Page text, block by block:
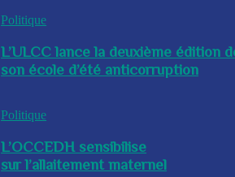
Politique
L’ULCC lance la deuxième édition
son école d’été anticorruption
Politique
L’OCCEDH sensibilise
sur l’allaitement maternel